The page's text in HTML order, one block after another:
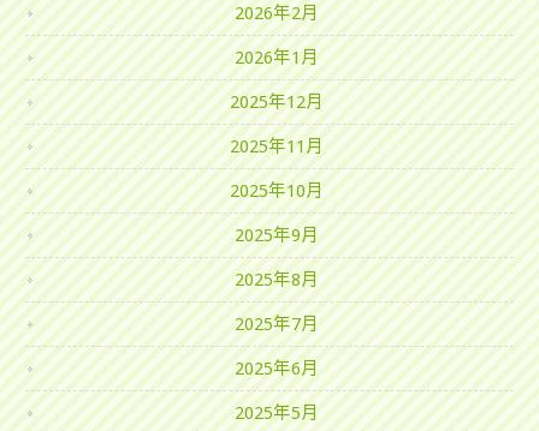
2026年2月
2026年1月
2025年12月
2025年11月
2025年10月
2025年9月
2025年8月
2025年7月
2025年6月
2025年5月